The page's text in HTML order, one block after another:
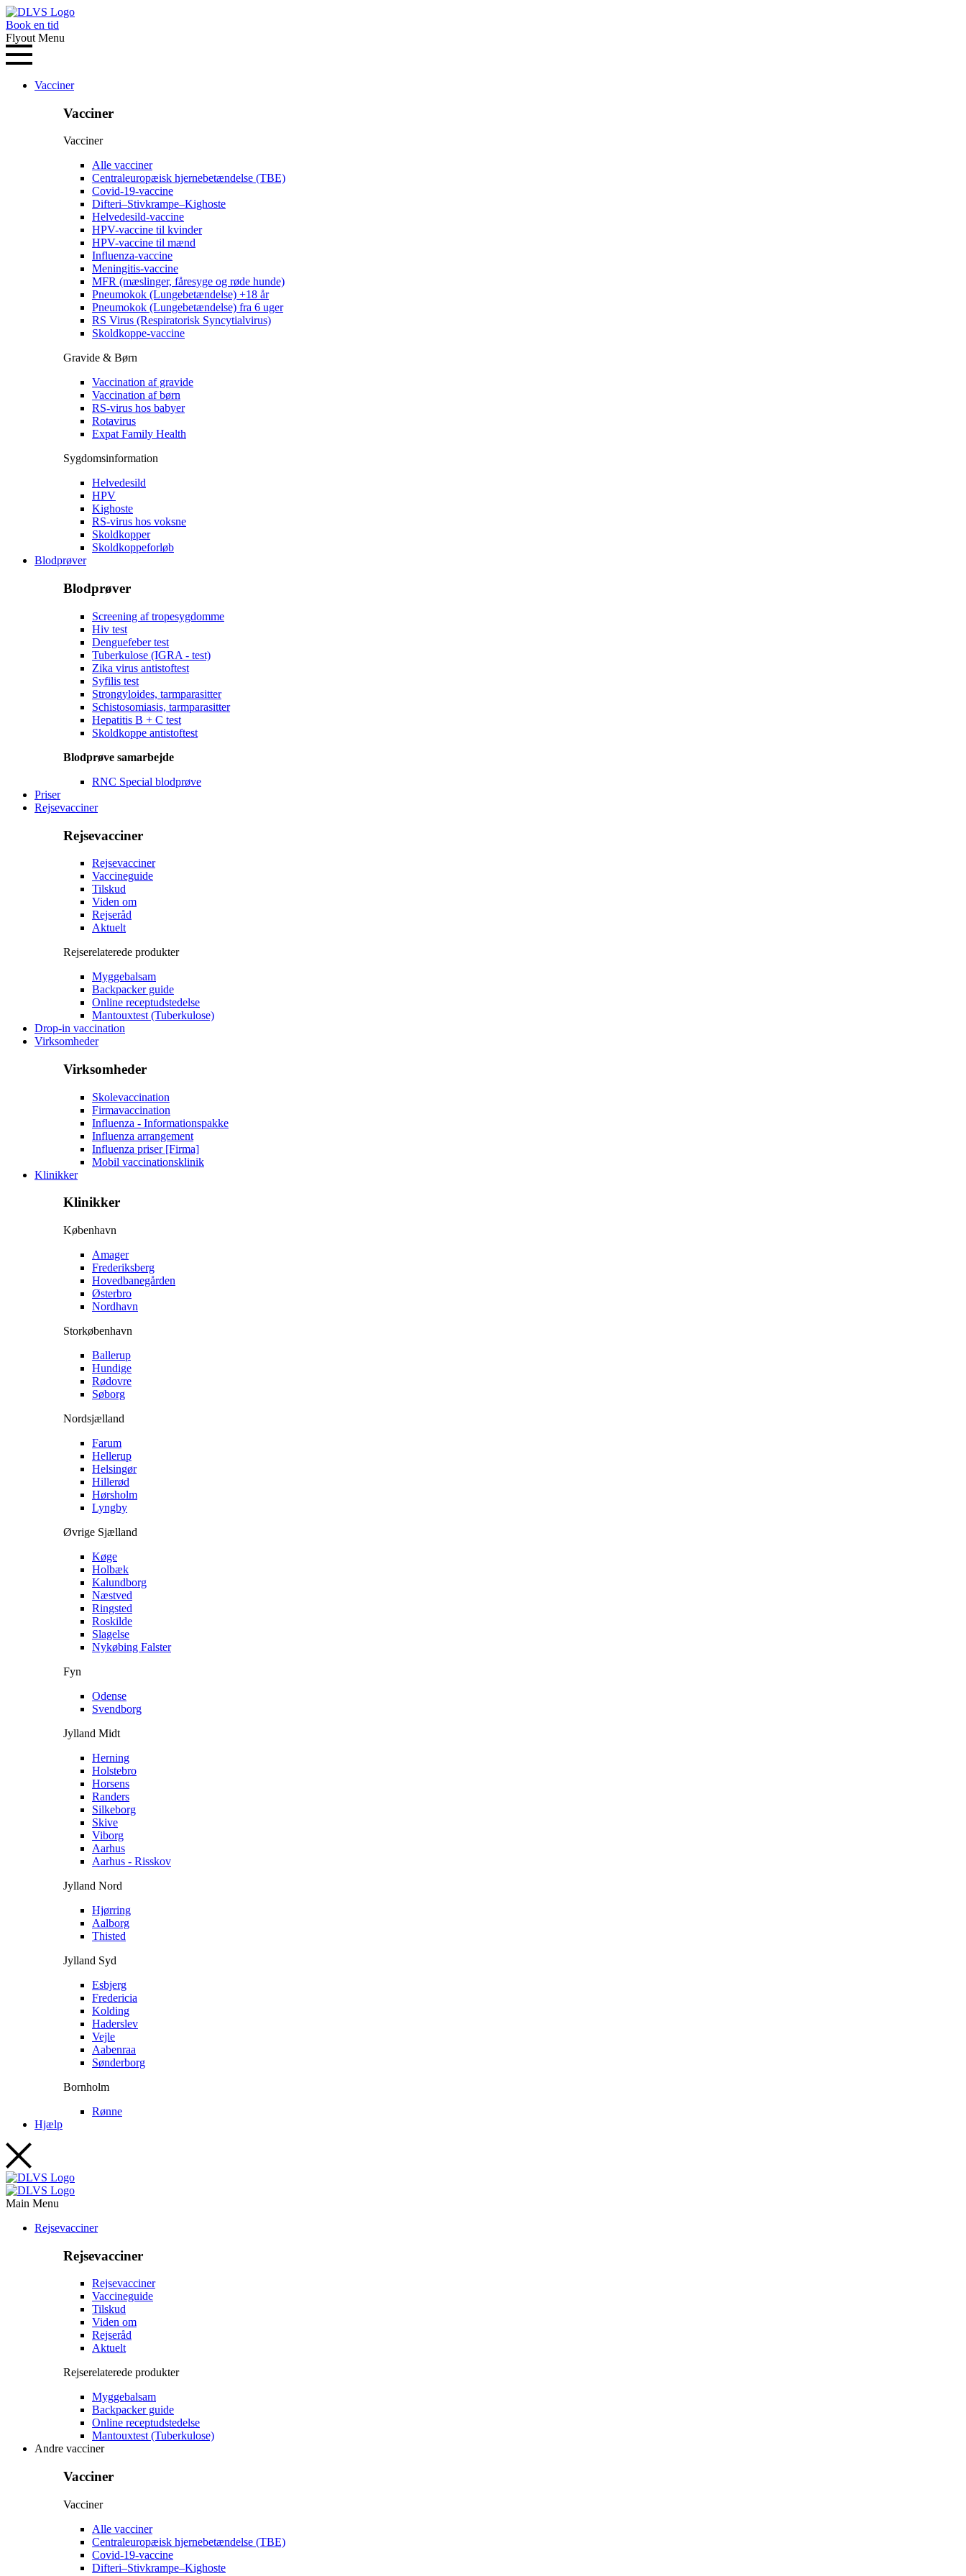
Book en tid
Flyout Menu
Vacciner
Vacciner
Vacciner
Alle vacciner
Centraleuropæisk hjernebetændelse (TBE)
Covid-19-vaccine
Difteri–Stivkrampe–Kighoste
Helvedesild-vaccine
HPV-vaccine til kvinder
HPV-vaccine til mænd
Influenza-vaccine
Meningitis-vaccine
MFR (mæslinger, fåresyge og røde hunde)
Pneumokok (Lungebetændelse) +18 år
Pneumokok (Lungebetændelse) fra 6 uger
RS Virus (Respiratorisk Syncytialvirus)
Skoldkoppe-vaccine
Gravide & Børn
Vaccination af gravide
Vaccination af børn
RS-virus hos babyer
Rotavirus
Expat Family Health
Sygdomsinformation
Helvedesild
HPV
Kighoste
RS-virus hos voksne
Skoldkopper
Skoldkoppeforløb
Blodprøver
Blodprøver
Screening af tropesygdomme
Hiv test
Denguefeber test
Tuberkulose (IGRA - test)
Zika virus antistoftest
Syfilis test
Strongyloides, tarmparasitter
Schistosomiasis, tarmparasitter
Hepatitis B + C test
Skoldkoppe antistoftest
Blodprøve samarbejde
RNC Special blodprøve
Priser
Rejsevacciner
Rejsevacciner
Rejsevacciner
Vaccineguide
Tilskud
Viden om
Rejseråd
Aktuelt
Rejserelaterede produkter
Myggebalsam
Backpacker guide
Online receptudstedelse
Mantouxtest (Tuberkulose)
Drop-in vaccination
Virksomheder
Virksomheder
Skolevaccination
Firmavaccination
Influenza - Informationspakke
Influenza arrangement
Influenza priser [Firma]
Mobil vaccinationsklinik
Klinikker
Klinikker
København
Amager
Frederiksberg
Hovedbanegården
Østerbro
Nordhavn
Storkøbenhavn
Ballerup
Hundige
Rødovre
Søborg
Nordsjælland
Farum
Hellerup
Helsingør
Hillerød
Hørsholm
Lyngby
Øvrige Sjælland
Køge
Holbæk
Kalundborg
Næstved
Ringsted
Roskilde
Slagelse
Nykøbing Falster
Fyn
Odense
Svendborg
Jylland Midt
Herning
Holstebro
Horsens
Randers
Silkeborg
Skive
Viborg
Aarhus
Aarhus - Risskov
Jylland Nord
Hjørring
Aalborg
Thisted
Jylland Syd
Esbjerg
Fredericia
Kolding
Haderslev
Vejle
Aabenraa
Sønderborg
Bornholm
Rønne
Hjælp
Main Menu
Rejsevacciner
Rejsevacciner
Rejsevacciner
Vaccineguide
Tilskud
Viden om
Rejseråd
Aktuelt
Rejserelaterede produkter
Myggebalsam
Backpacker guide
Online receptudstedelse
Mantouxtest (Tuberkulose)
Andre vacciner
Vacciner
Vacciner
Alle vacciner
Centraleuropæisk hjernebetændelse (TBE)
Covid-19-vaccine
Difteri–Stivkrampe–Kighoste